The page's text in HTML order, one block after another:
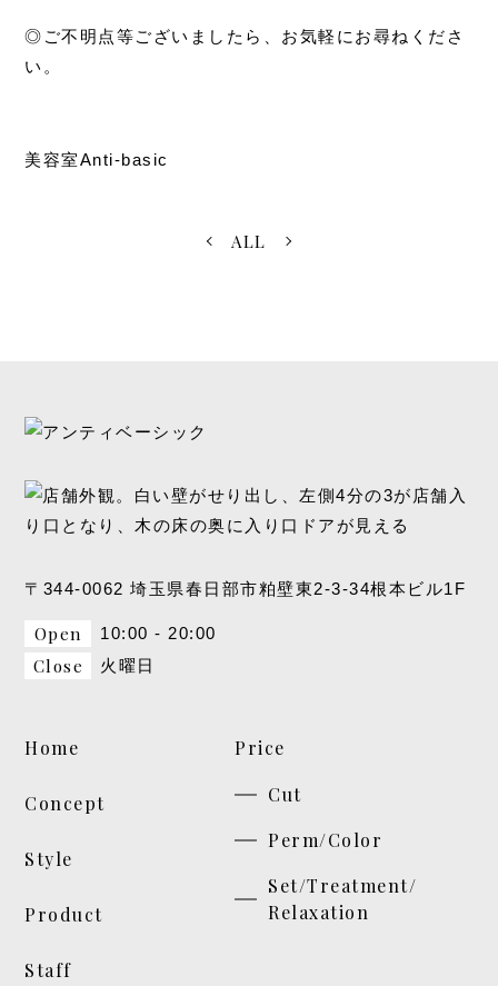
◎ご不明点等ございましたら、お気軽にお尋ねくださ
い。
美容室Anti-basic
ALL
〒344-0062 埼玉県春日部市粕壁東2-3-34根本ビル1F
Open 10:00 - 20:00
Close 火曜日
Home
Concept
Style
Product
Staff
Price
Cut
Perm/Color
Set/Treatment/
Relaxation